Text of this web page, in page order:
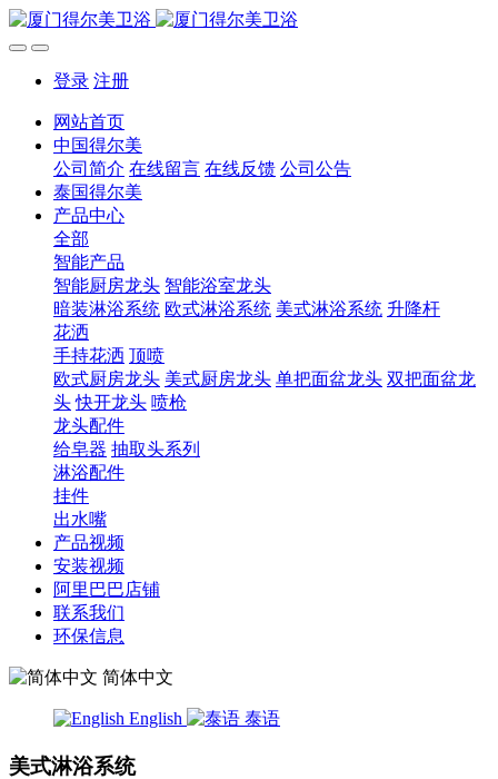
登录 注册
网站首页
中国得尔美
公司简介 在线留言 在线反馈 公司公告
泰国得尔美
产品中心
全部
智能产品
智能厨房龙头 智能浴室龙头
暗装淋浴系统 欧式淋浴系统 美式淋浴系统 升降杆
花洒
手持花洒 顶喷
欧式厨房龙头 美式厨房龙头 单把面盆龙头 双把面盆龙
头 快开龙头 喷枪
龙头配件
给皂器 抽取头系列
淋浴配件
挂件
出水嘴
产品视频
安装视频
阿里巴巴店铺
联系我们
环保信息
简体中文
English 泰语
美式淋浴系统